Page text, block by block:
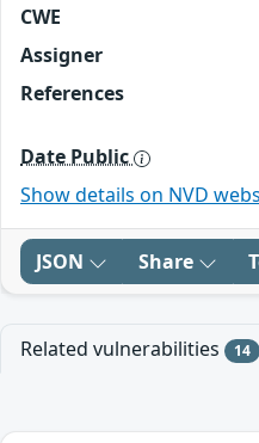
CWE
Assigner
References
Date Public
Show details on NVD
JSON Share
Related vulnerabilities 14